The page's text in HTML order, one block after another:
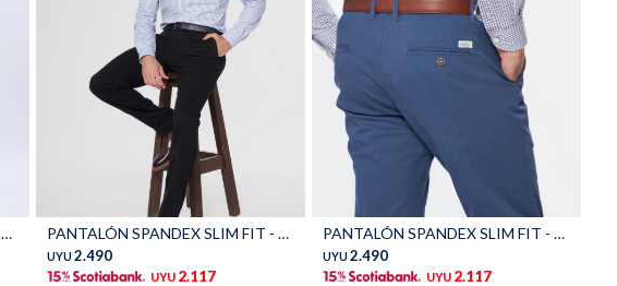
PANTALÓN SPANDEX SLIM FIT - Marron PANTALÓN SPANDEX SLIM FIT - Negro
UYU 2.490
UYU 2.117
PANTALÓN SPANDEX SLIM FIT - Piedra
UYU 2.490
UYU 2.117